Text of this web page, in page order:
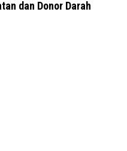
dan Donor Darah